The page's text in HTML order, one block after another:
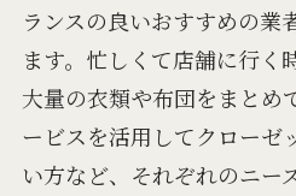
ランスの良いおすすめの業
ます。忙しくて店舗に行く
大量の衣類や布団をまとめ
ービスを活用してクローゼ
い方など、それぞれのニー